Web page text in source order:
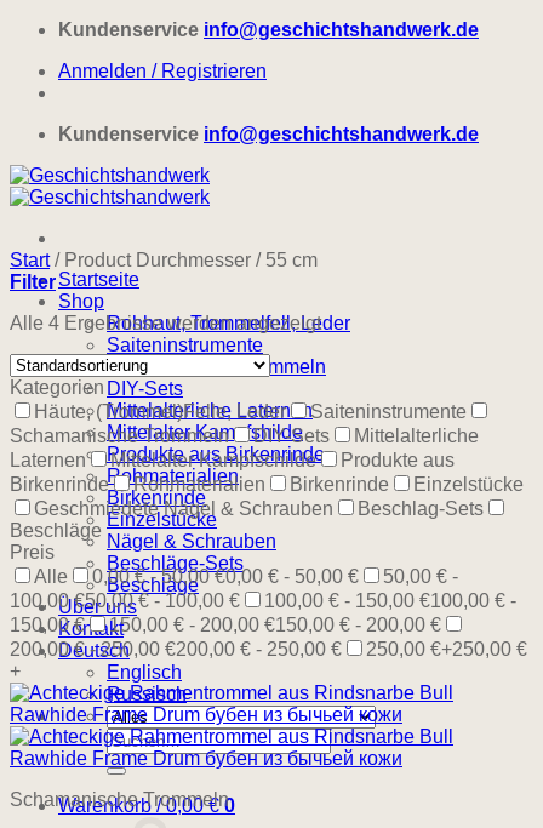
Zum
springen
Kundenservice info@geschichtshandwerk.de
Anmelden / Registrieren
Kundenservice info@geschichtshandwerk.de
Startseite
Shop
Rohhaut, Trommelfell, Leder
Saiteninstrumente
Schamanische Trommeln
DIY-Sets
Mittelalterliche Laternen
Mittelalter Kampfshilde
Produkte aus Birkenrinde
Rohmaterialien
Birkenrinde
Einzelstücke
Nägel & Schrauben
Beschläge-Sets
Beschläge
Über uns
Kontakt
Deutsch
Englisch
Russisch
Suchen
nach:
Warenkorb /0,00€ 0
Start /Product Durchmesser /55 cm
Filter
Alle 4 Ergebnisse werden angezeigt
Kategorien
Häute, (Trommel)Felle, Leder
Saiteninstrumente
Schamanische Trommeln
DIY-Sets
Mittelalterliche
Laternen
Mittelalter Kampfschilde
Produkte aus
Birkenrinde
Rohmaterialien Birkenrinde
Einzelstücke
Geschmiedete Nägel & Schrauben
Beschlag-Sets
Beschläge
Preis
Alle
0,00 € - 50,00 €0,00 € - 50,00 €
50,00 € -
100,00 €50,00 € - 100,00 € 100,00 € - 150,00 €100,00 € -
150,00 €
150,00 € - 200,00 €150,00 € - 200,00 €
200,00 € - 250,00 €200,00 € - 250,00 € 250,00 €+250,00 €
+
Schamanische Trommeln